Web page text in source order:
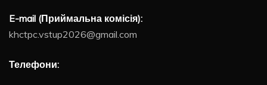
E-mail (Приймальна комісія):
khctpc.vstup2026@gmail.com
Телефони: